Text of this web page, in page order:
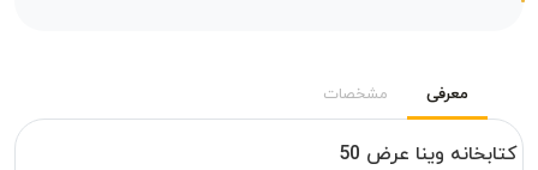
معرفی مشخصات
کتابخانه وینا عرض 50